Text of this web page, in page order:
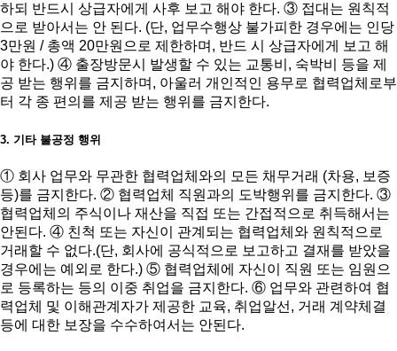
하되 반드시 상급자에게 사후 보고 해야 한다. ③ 접대는 원칙적
으로 받아서는 안 된다. (단, 업무수행상 불가피한 경우에는 인당
3만원 / 총액 20만원으로 제한하며, 반드 시 상급자에게 보고 해
야 한다.) ④ 출장방문시 발생할 수 있는 교통비, 숙박비 등을 제
공 받는 행위를 금지하며, 아울러 개인적인 용무로 협력업체로부
터 각 종 편의를 제공 받는 행위를 금지한다.
3. 기타 불공정 행위
① 회사 업무와 무관한 협력업체와의 모든 채무거래 (차용, 보증
등)를 금지한다. ② 협력업체 직원과의 도박행위를 금지한다. ③
협력업체의 주식이나 재산을 직접 또는 간접적으로 취득해서는
안된다. ④ 친척 또는 자신이 관계되는 협력업체와 원칙적으로
거래할 수 없다.(단, 회사에 공식적으로 보고하고 결재를 받았을
경우에는 예외로 한다.) ⑤ 협력업체에 자신이 직원 또는 임원으
로 등록하는 등의 이중 취업을 금지한다. ⑥ 업무와 관련하여 협
력업체 및 이해관계자가 제공한 교육, 취업알선, 거래 계약체결
등에 대한 보장을 수수하여서는 안된다.